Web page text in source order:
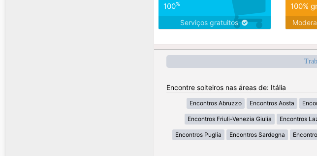
100%
Serviços gratuitos
100%
Encontre solteiros nas áreas de: Itália
Encontros Abruzzo Encontros Aosta
Encontros Friuli-Venezia Giulia Encontros
Encontros Puglia Encontros Sardegna